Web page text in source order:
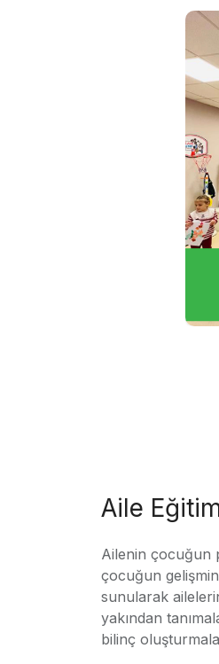
Aile
Ailenin çocuğun
çocuğun
sunularak
yakından
bilinç